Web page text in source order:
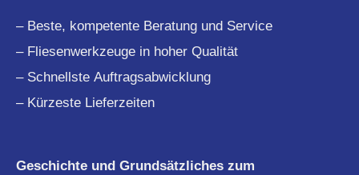
– Beste, kompetente Beratung und Service
– Fliesenwerkzeuge in hoher Qualität
– Schnellste Auftragsabwicklung
– Kürzeste Lieferzeiten
Geschichte und Grundsätzliches zum